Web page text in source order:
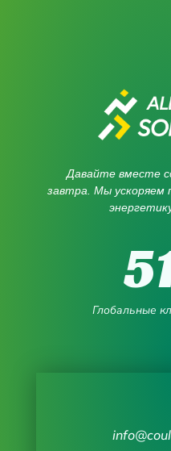
Давайте вместе
завтра. Мы ускоряем
Глобальные